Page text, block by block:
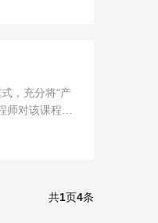
，充分将“产
对该课程从
共1页4条